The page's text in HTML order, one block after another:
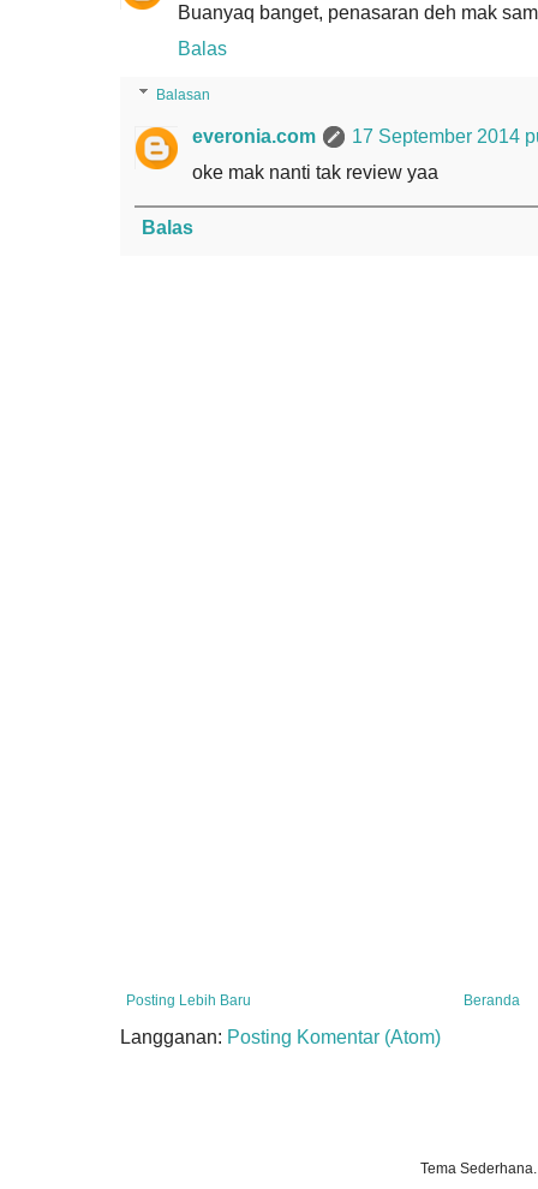
Buanyaq banget, penasaran deh mak
Balas
Balasan
everonia.com
17 September 2014
oke mak nanti tak review yaa
Balas
Posting Lebih Baru Beranda
Langganan: Posting Komentar (Atom)
Tema